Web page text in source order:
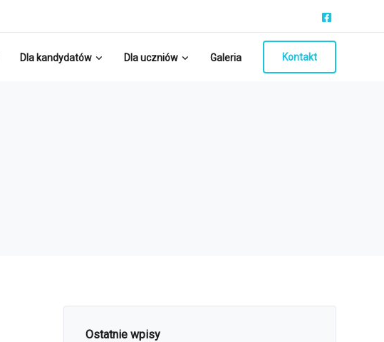
Dla kandydatów Dla uczniów Galeria Kontakt
Ostatnie wpisy